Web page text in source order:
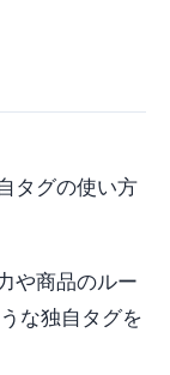
タグの使い方
や商品のルー
な独自タグを